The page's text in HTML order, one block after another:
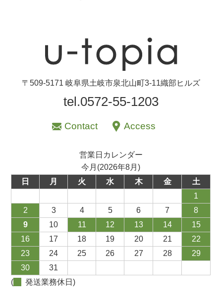
〒509-5171 岐阜県土岐市泉北山町3-11織部ヒルズ
tel.0572-55-1203
Contact Access
営業日カレンダー
今月(2026年8月)
日
月 火 水 木 金
土
1
2
3 4 5 6 7
8
9
10 11 12 13 14
15
16
17 18 19 20 21
22
23
24 25 26 27 28
29
30
31
(
発送業務休日)